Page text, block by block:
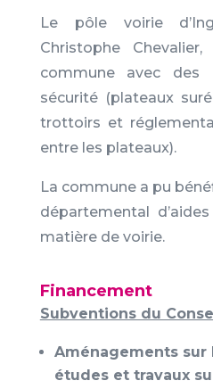
Le pôle voirie
Christophe
commune avec des
sécurité (plateaux
trottoirs et
entre les plateaux).
La commune a pu
départemental
matière de voirie.
Financement
Subventions du
Aménagements sur
études et travaux sur